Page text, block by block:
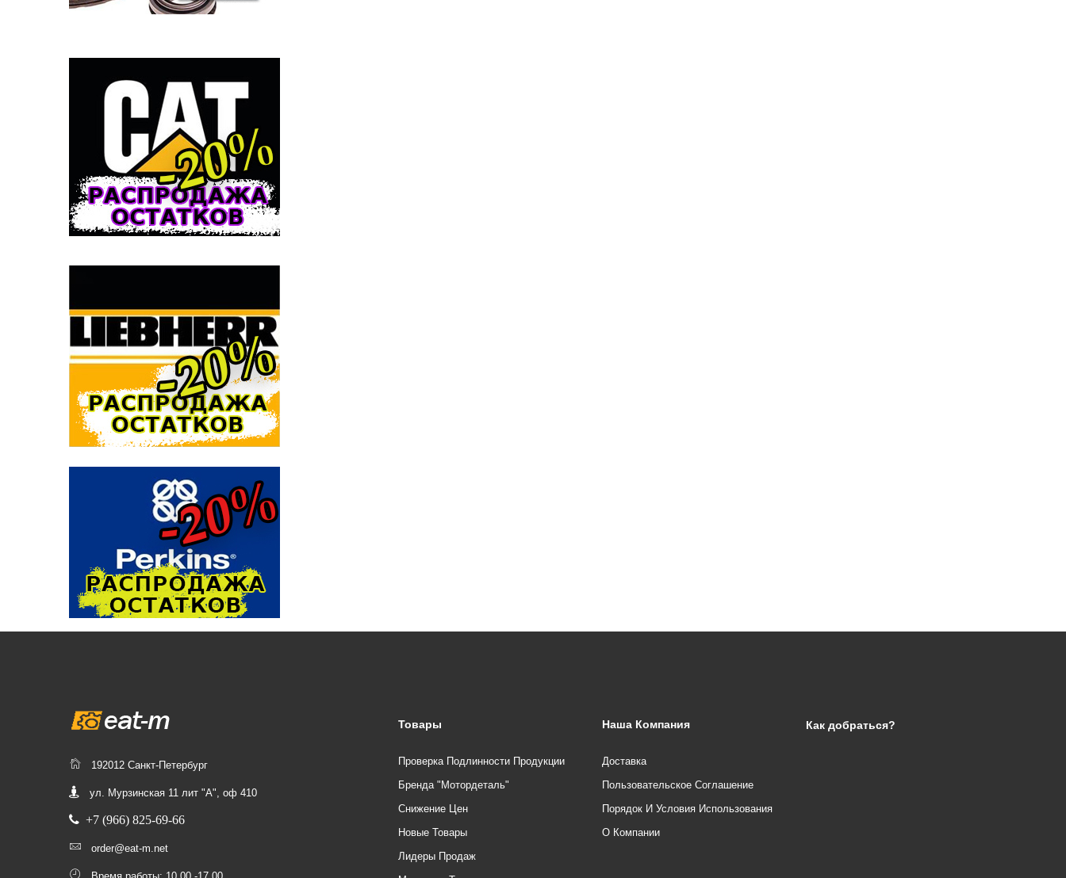
192012 Санкт-Петербург
ул. Мурзинская 11 лит "А", оф 410
+7 (966) 825-69-66
order@eat-m.net
Товары
Проверка Подлинности Продукции
Бренда "Мотордеталь"
Снижение Цен
Новые Товары
Лидеры Продаж
Наша Компания
Доставка
Пользовательское Соглашение
Порядок И Условия Использования
О Компании
Как добраться?